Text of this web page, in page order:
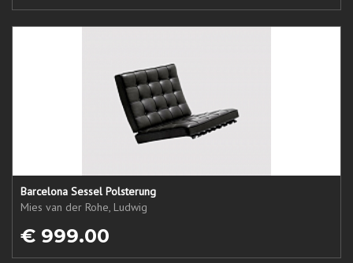
Barcelona Sessel Polsterung
Mies van der Rohe, Ludwig
€ 999.00